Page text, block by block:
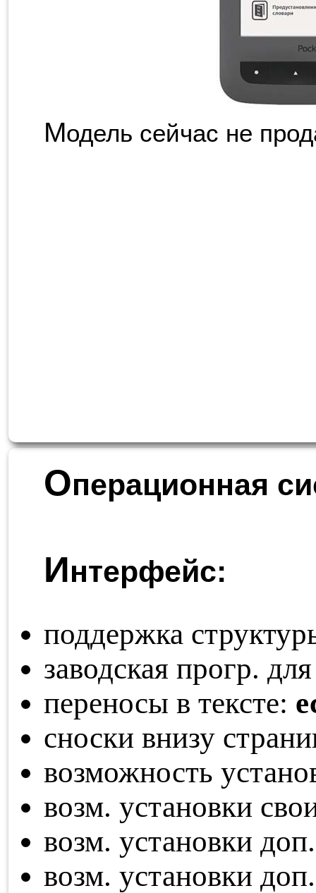
Модель сейчас не
Операционная
Интерфейс:
поддержка
заводская прогр.
переносы в тексте:
сноски внизу
возможность
возм. установки
возм. установки
возм. установки